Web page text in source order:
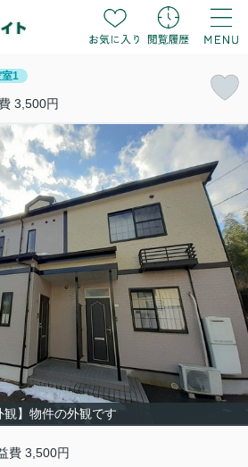
室1
3,500円
観】物件の外観です
費 3,500円